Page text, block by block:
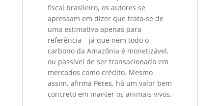
fiscal brasileiro, os autores se
apressam em dizer que trata-se de
uma estimativa apenas para
referência – já que nem todo o
carbono da Amazônia é monetizável,
ou passível de ser transacionado em
mercados como crédito. Mesmo
assim, afirma Peres, há um valor bem
concreto em manter os animais vivos.